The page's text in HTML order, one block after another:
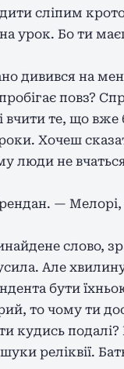
сліпим
Бо ти маєш
дивився на
повз?
і вчити те, що
Хочеш
люди не
—
слово,
Але
бути
то чому ти
кудись
реліквії.